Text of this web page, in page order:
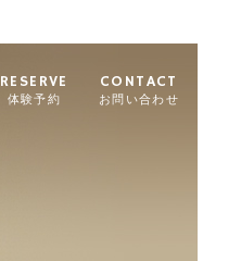
RESERVE
体験予約
CONTACT
お問い合わせ